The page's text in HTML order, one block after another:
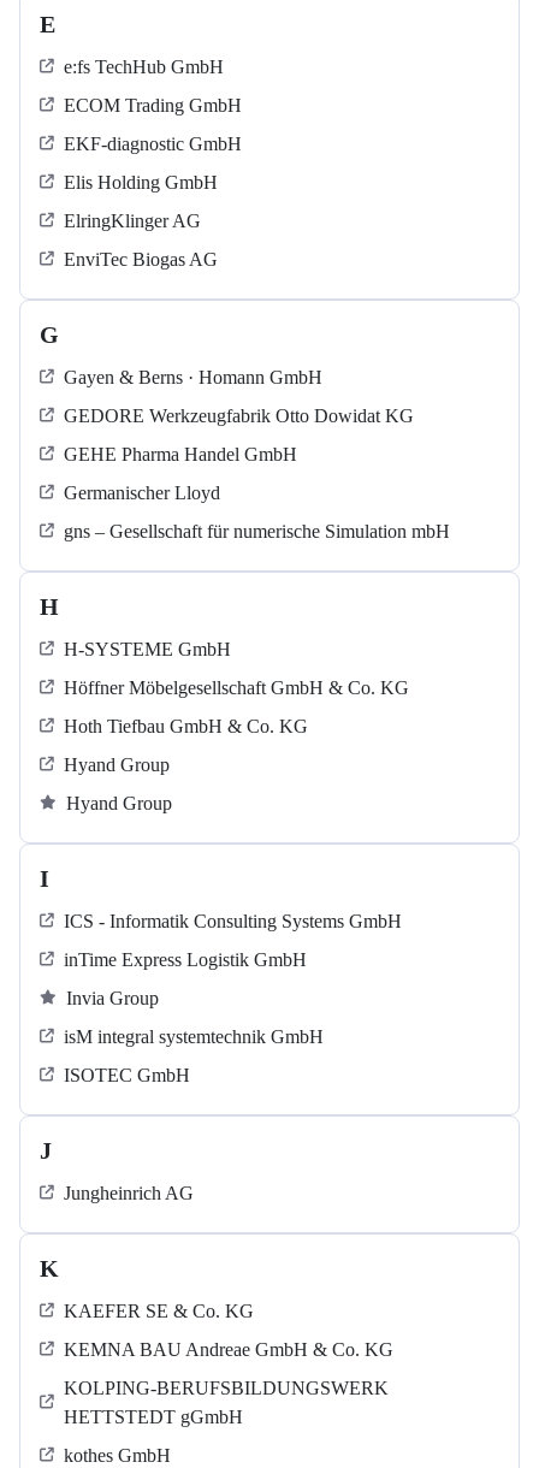
E
e:fs TechHub GmbH
ECOM Trading GmbH
EKF-diagnostic GmbH
Elis Holding GmbH
ElringKlinger AG
EnviTec Biogas AG
G
Gayen & Berns · Homann GmbH
GEDORE Werkzeugfabrik Otto Dowidat KG
GEHE Pharma Handel GmbH
Germanischer Lloyd
gns – Gesellschaft für numerische Simulation mbH
H
H-SYSTEME GmbH
Höffner Möbelgesellschaft GmbH & Co. KG
Hoth Tiefbau GmbH & Co. KG
Hyand Group
Hyand Group
I
ICS - Informatik Consulting Systems GmbH
inTime Express Logistik GmbH
Invia Group
isM integral systemtechnik GmbH
ISOTEC GmbH
J
Jungheinrich AG
K
KAEFER SE & Co. KG
KEMNA BAU Andreae GmbH & Co. KG
KOLPING-BERUFSBILDUNGSWERK
HETTSTEDT gGmbH
kothes GmbH